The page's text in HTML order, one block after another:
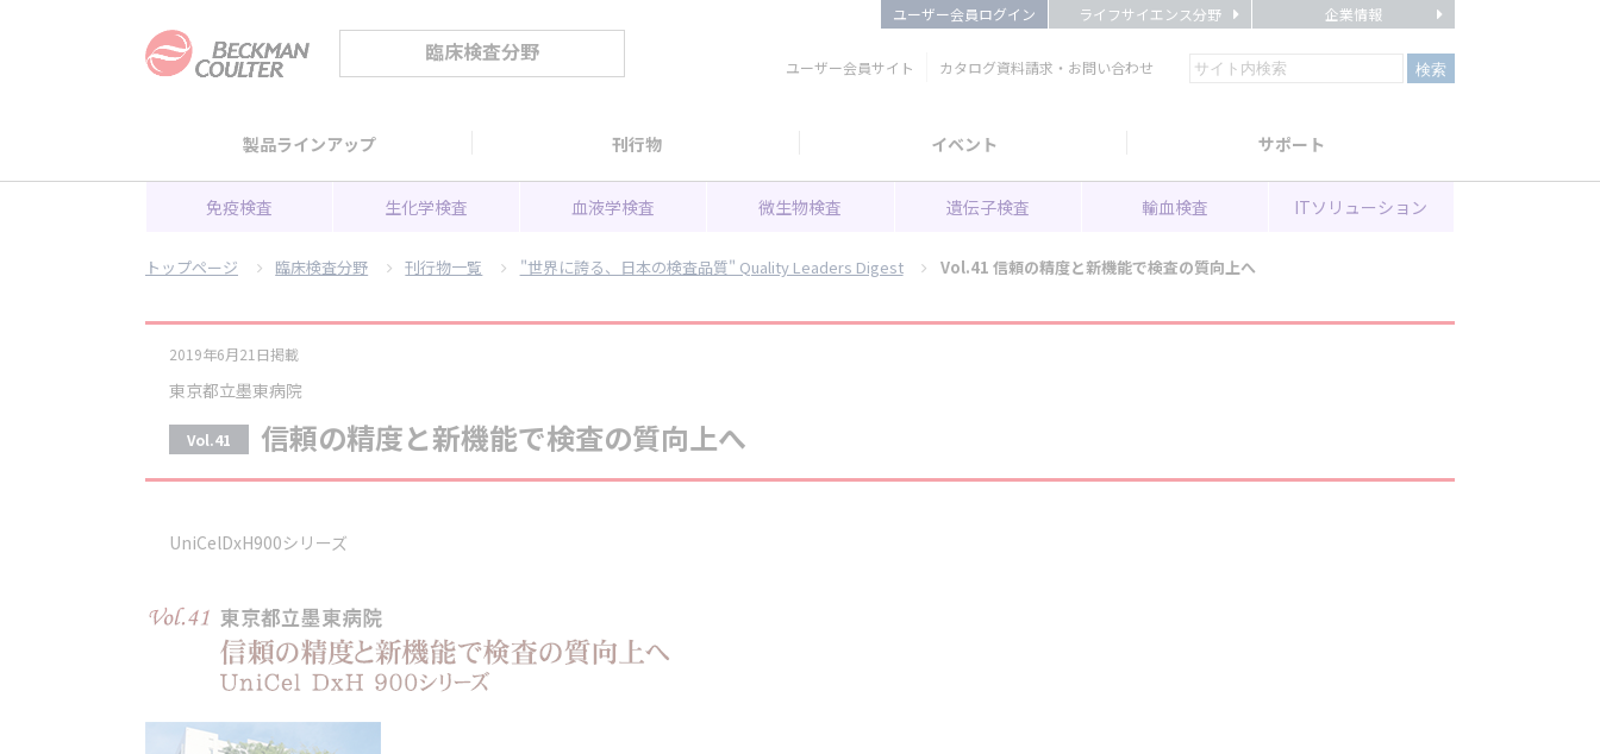
臨床検査分野
ユーザー会員ログイン ライフサイエンス分野 企業情報
ユーザー会員サイト カタログ資料請求・お問い合わせ
製品ラインアップ 刊行物 イベント サポート
免疫検査 生化学検査 血液学検査 微生物検査 遺伝子検査 輸血検査 ITソリューション
トップページ 臨床検査分野 刊行物一覧 "世界に誇る、日本の検査品質" Quality Leaders Digest Vol.41 信頼の精度と新機能で検査の質向上へ
2019年6月21日掲載
東京都立墨東病院
Vol.41 信頼の精度と新機能で検査の質向上へ
UniCelDxH900シリーズ